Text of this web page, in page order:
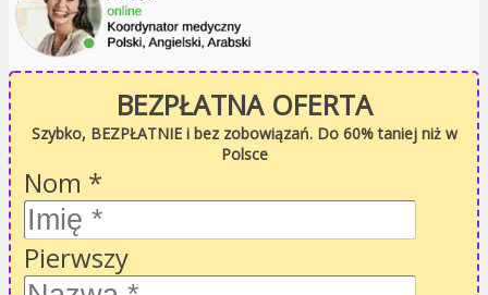
BEZPŁATNA OFERTA
Szybko, BEZPŁATNIE i bez zobowiązań. Do 60% taniej niż w
Polsce
Nom *
Pierwszy